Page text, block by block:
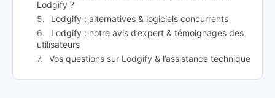
Lodgify ?
Lodgify : alternatives & logiciels concurrents
Lodgify : notre avis d’expert & témoignages des
utilisateurs
Vos questions sur Lodgify & l’assistance technique